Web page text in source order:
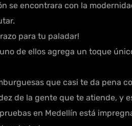
se encontrara con la
para tu paladar!
de ellos agrega un toque
que casi te da pena
de la gente que te atiende, y
en Medellín está